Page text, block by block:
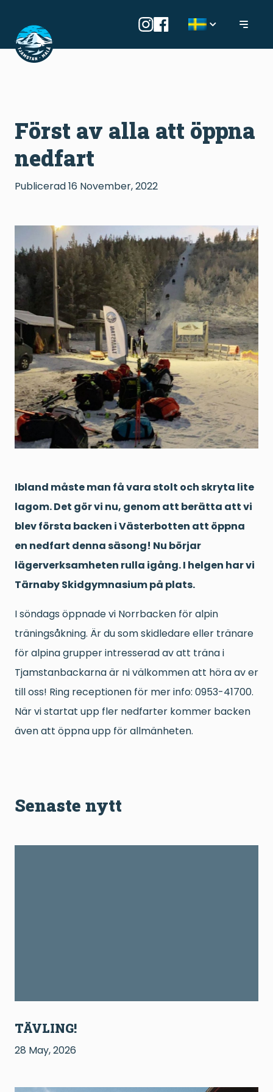
Först av alla att öppna
nedfart
Publicerad16 November, 2022
Ibland måste man få vara stolt och skryta lite
lagom. Det gör vi nu, genom att berätta att vi
blev första backen i Västerbotten att öppna
en nedfart denna säsong! Nu börjar
lägerverksamheten rulla igång. I helgen har vi
Tärnaby Skidgymnasium på plats.
I söndags öppnade vi Norrbacken för alpin
träningsåkning. Är du som skidledare eller tränare
för alpina grupper intresserad av att träna i
Tjamstanbackarna är ni välkommen att höra av er
till oss! Ring receptionen för mer info: 0953-41700.
När vi startat upp fler nedfarter kommer backen
även att öppna upp för allmänheten.
Senaste nytt
TÄVLING!
28 May, 2026